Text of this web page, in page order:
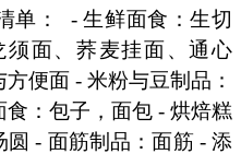
单：
- 生鲜面食：生切
面、荞麦挂面、通心
便面 - 米粉与豆制品：
：包子，面包 - 烘焙糕
- 面筋制品：面筋 - 添